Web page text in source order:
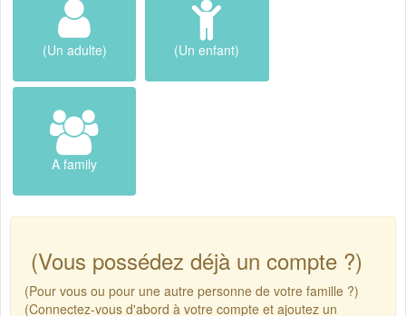
(Un adulte) (Un enfant)
A family
(Vous possédez déjà un compte ?)
(Pour vous ou pour une autre personne de votre famille ?)
(Connectez-vous d'abord à votre compte et ajoutez un